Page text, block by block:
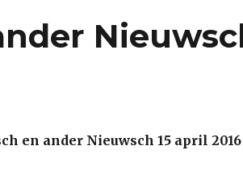
en ander Nieuwsch 15 april 2016